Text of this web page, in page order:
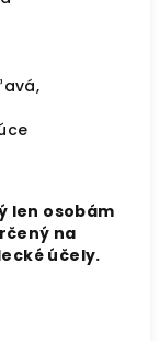
len osobám
na
účely.